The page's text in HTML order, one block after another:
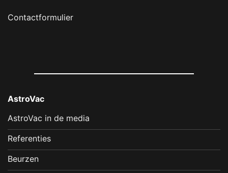
Contactformulier
AstroVac
AstroVac in de media
Referenties
Beurzen